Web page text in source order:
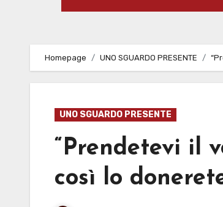
Homepage UNO SGUARDO PRESENTE
UNO SGUARDO PRESENTE
“Prendetevi il
così lo